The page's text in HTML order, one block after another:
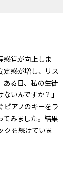
感覚が向上しま
定感が増し、リス
ある日、私の生徒
いんですか？」
ピアノのキーをラ
てみました。結果
クを続けていま